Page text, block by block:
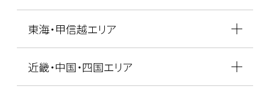
東海・甲信越エリア
近畿・中国・四国エリア